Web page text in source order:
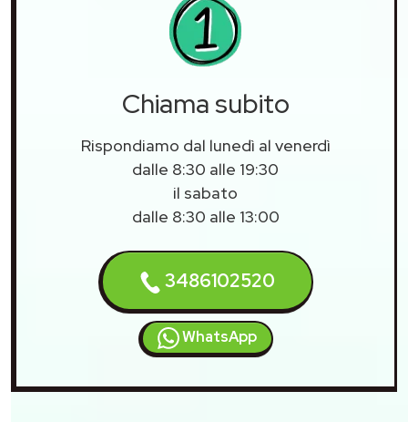
Chiama subito
Rispondiamo dal lunedì al venerdì
dalle 8:30 alle 19:30
il sabato
dalle 8:30 alle 13:00
3486102520
WhatsApp